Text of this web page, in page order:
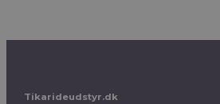
Tikarideudstyr.dk